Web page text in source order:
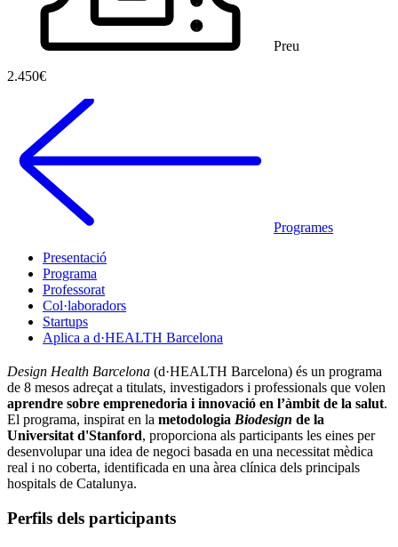
Preu
2.450€
Programes
Presentació
Programa
Professorat
Col·laboradors
Startups
Aplica a d·HEALTH Barcelona
Design Health Barcelona (d·HEALTH Barcelona) és un programa
de 8 mesos adreçat a titulats, investigadors i professionals que volen
aprendre sobre emprenedoria i innovació en l’àmbit de la salut.
El programa, inspirat en la metodologia Biodesign de la
Universitat d'Stanford, proporciona als participants les eines per
desenvolupar una idea de negoci basada en una necessitat mèdica
real i no coberta, identificada en una àrea clínica dels principals
hospitals de Catalunya.
Perfils dels participants